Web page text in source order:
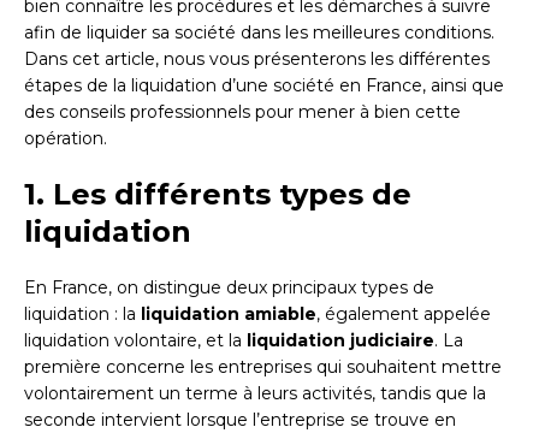
bien connaître les procédures et les démarches à suivre
afin de liquider sa société dans les meilleures conditions.
Dans cet article, nous vous présenterons les différentes
étapes de la liquidation d’une société en France, ainsi que
des conseils professionnels pour mener à bien cette
opération.
1. Les différents types de
liquidation
En France, on distingue deux principaux types de
liquidation : la liquidation amiable, également appelée
liquidation volontaire, et la liquidation judiciaire. La
première concerne les entreprises qui souhaitent mettre
volontairement un terme à leurs activités, tandis que la
seconde intervient lorsque l’entreprise se trouve en